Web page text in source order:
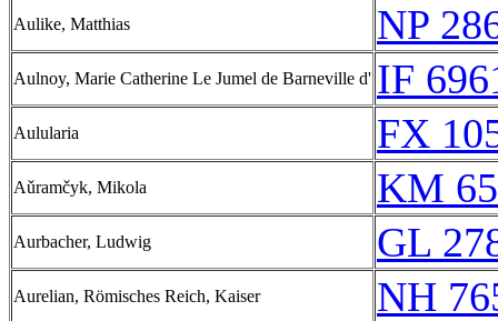
Aulike, Matthias NP
Aulnoy, Marie Catherine Le Jumel de Barneville d' IF
Aulularia FX
Aǔramčyk, Mikola KM
Aurbacher, Ludwig GL
Aurelian, Römisches Reich, Kaiser NH